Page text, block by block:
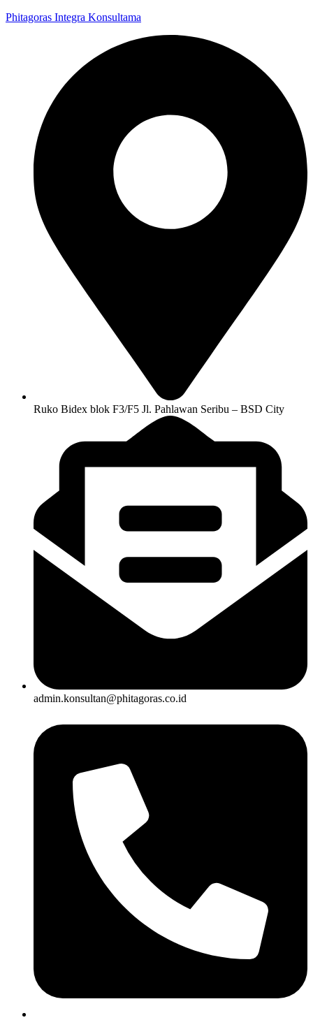
Phitagoras Integra Konsultama
Ruko Bidex blok F3/F5 Jl. Pahlawan Seribu – BSD City
admin.konsultan@phitagoras.co.id